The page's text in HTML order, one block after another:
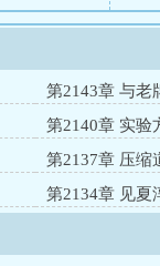
第2143章 与老
第2140章 实验
第2137章 压缩
第2134章 见夏